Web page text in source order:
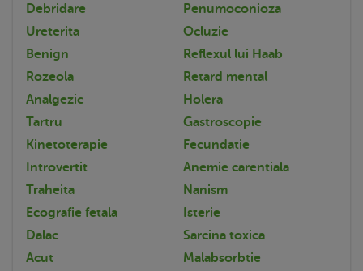
Debridare
Penumoconioza
Ureterita
Ocluzie
Benign
Reflexul lui Haab
Rozeola
Retard mental
Analgezic
Holera
Tartru
Gastroscopie
Kinetoterapie
Fecundatie
Introvertit
Anemie carentiala
Traheita
Nanism
Ecografie fetala
Isterie
Dalac
Sarcina toxica
Acut
Malabsorbtie